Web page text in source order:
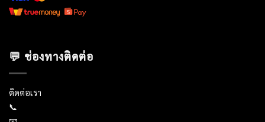
💬 ช่องทางติดต่อ
ติดต่อเรา
📞